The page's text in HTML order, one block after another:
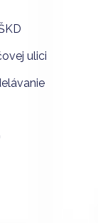
ulici